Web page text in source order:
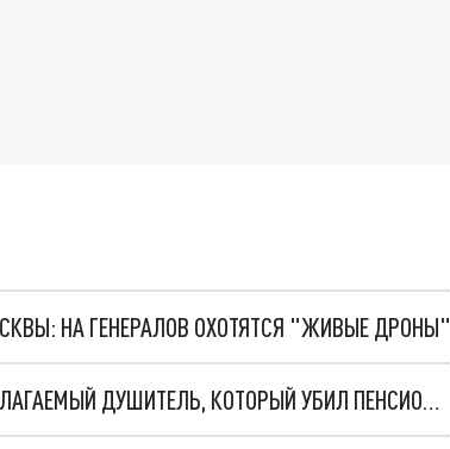
НА ГЕНЕРАЛОВ ОХОТЯТСЯ "ЖИВЫЕ ДРОНЫ"
В ИВАНОВСКОЙ ОБЛАСТИ ЗАДЕРЖАН ПРЕДПОЛАГАЕМЫЙ ДУШИТЕЛЬ, КОТОРЫЙ УБИЛ ПЕНСИОНЕРКУ В ЛЕСУ ПОД ШУЕЙ